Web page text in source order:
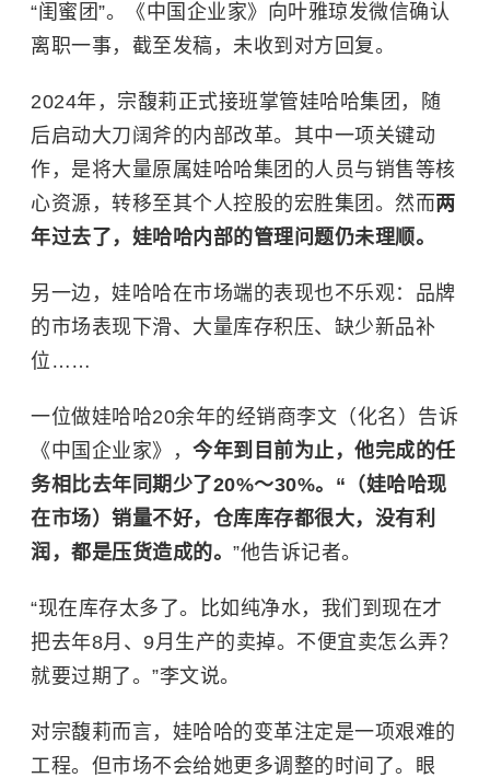
“闺蜜团”。《中国企业家》向叶雅琼发微信确认
离职一事，截至发稿，未收到对方回复。
2024年，宗馥莉正式接班掌管娃哈哈集团，随
后启动大刀阔斧的内部改革。其中一项关键动
作，是将大量原属娃哈哈集团的人员与销售等核
心资源，转移至其个人控股的宏胜集团。然而两
年过去了，娃哈哈内部的管理问题仍未理顺。
另一边，娃哈哈在市场端的表现也不乐观：品牌
的市场表现下滑、大量库存积压、缺少新品补
位……
一位做娃哈哈20余年的经销商李文（化名）告诉
《中国企业家》， 今年到目前为止，他完成的任
务相比去年同期少了20%～30%。“（娃哈哈现
在市场）销量不好，仓库库存都很大，没有利
润，都是压货造成的。 ”他告诉记者。
“现在库存太多了。比如纯净水，我们到现在才
把去年8月、9月生产的卖掉。不便宜卖怎么弄？
就要过期了。”李文说。
对宗馥莉而言，娃哈哈的变革注定是一项艰难的
工程。但市场不会给她更多调整的时间了。眼